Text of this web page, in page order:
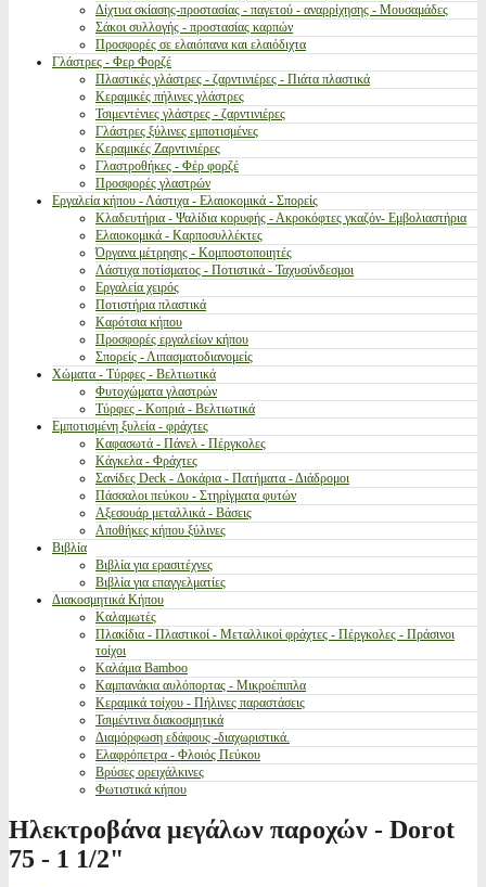
Δίχτυα σκίασης-προστασίας - παγετού - αναρρίχησης - Μουσαμάδες
Σάκοι συλλογής - προστασίας καρπών
Προσφορές σε ελαιόπανα και ελαιόδιχτα
Γλάστρες - Φερ Φορζέ
Πλαστικές γλάστρες - ζαρντινιέρες - Πιάτα πλαστικά
Κεραμικές πήλινες γλάστρες
Τσιμεντένιες γλάστρες - ζαρντινιέρες
Γλάστρες ξύλινες εμποτισμένες
Κεραμικές Ζαρντινιέρες
Γλαστροθήκες - Φέρ φορζέ
Προσφορές γλαστρών
Εργαλεία κήπου - Λάστιχα - Ελαιοκομικά - Σπορείς
Κλαδευτήρια - Ψαλίδια κορυφής - Ακροκόφτες γκαζόν- Εμβολιαστήρια
Ελαιοκομικά - Καρποσυλλέκτες
Όργανα μέτρησης - Κομποστοποιητές
Λάστιχα ποτίσματος - Ποτιστικά - Ταχυσύνδεσμοι
Εργαλεία χειρός
Ποτιστήρια πλαστικά
Καρότσια κήπου
Προσφορές εργαλείων κήπου
Σπορείς - Λιπασματοδιανομείς
Χώματα - Τύρφες - Βελτιωτικά
Φυτοχώματα γλαστρών
Τύρφες - Κοπριά - Βελτιωτικά
Εμποτισμένη ξυλεία - φράχτες
Καφασωτά - Πάνελ - Πέργκολες
Κάγκελα - Φράχτες
Σανίδες Deck - Δοκάρια - Πατήματα - Διάδρομοι
Πάσσαλοι πεύκου - Στηρίγματα φυτών
Αξεσουάρ μεταλλικά - Βάσεις
Αποθήκες κήπου ξύλινες
Βιβλία
Βιβλία για ερασιτέχνες
Βιβλία για επαγγελματίες
Διακοσμητικά Κήπου
Καλαμωτές
Πλακίδια - Πλαστικοί - Μεταλλικοί φράχτες - Πέργκολες - Πράσινοι
τοίχοι
Καλάμια Bamboo
Καμπανάκια αυλόπορτας - Μικροέπιπλα
Κεραμικά τοίχου - Πήλινες παραστάσεις
Τσιμέντινα διακοσμητικά
Διαμόρφωση εδάφους -διαχωριστικά.
Ελαφρόπετρα - Φλοιός Πεύκου
Βρύσες ορειχάλκινες
Φωτιστικά κήπου
Ηλεκτροβάνα μεγάλων παροχών - Dorot
75 - 1 1/2"